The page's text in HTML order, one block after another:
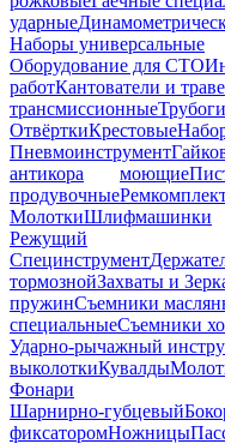
ударные
Наборы универсальные
Оборудование для СТО
работКантователи и
трансмиссионные
ОтвёрткиКрестовые
Пневмоинструмент
антикора
моющие
продувочные
МолоткиШлифмашинки
Режущий
Специнструмент
тормознойЗахваты и
пружинСъемники
специальныеСъемники
Ударно-рычажный
выколоткиКувалды
Фонари
Шарнирно-губцевый
фиксаторомНожницы